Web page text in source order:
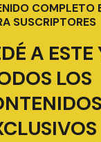
COMPLETO
SUSCRIPTORES
A ESTE
LOS